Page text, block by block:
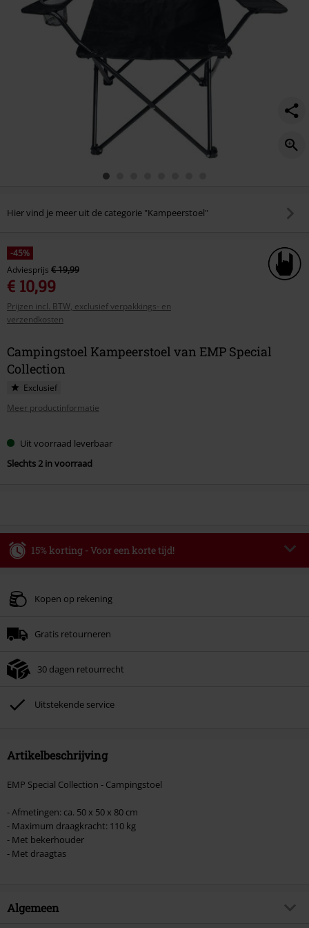
Hier vind je meer uit de categorie "Kampeerstoel"
-45%
Adviesprijs € 19,99
€ 10,99
Prijzen incl. BTW, exclusief verpakkings- en
verzendkosten
Campingstoel Kampeerstoel van EMP Special
Collection
Exclusief
Meer productinformatie
Uit voorraad leverbaar
Slechts 2 in voorraad
15% korting - Voor een korte tijd!
Alleen geldig op 06-08-2026 van 16:00 t/m 23:59 uur.
Zodra je de code hebt ingevoerd, wordt de korting automatisch verrekend in
Kan niet gecombineerd worden met andere kortingscodes. Boeken, media,
Toten Hosen, Metality, cadeaubonnen en artikelen met een inbegrepen
donatie zijn uitgesloten van de korting.
Kopen op rekening
Gratis retourneren
30 dagen retourrecht
Uitstekende service
Artikelbeschrijving
EMP Special Collection - Campingstoel
- Afmetingen: ca. 50 x 50 x 80 cm
- Maximum draagkracht: 110 kg
- Met bekerhouder
- Met draagtas
Algemeen